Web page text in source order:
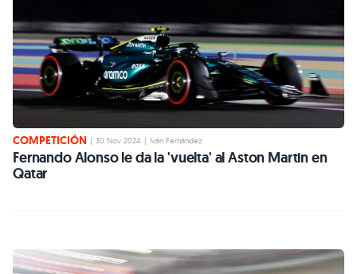
COMPETICIÓN | 30 Nov 2024 | Iván Fernández
Fernando Alonso le da la 'vuelta' al Aston Martin en
Qatar